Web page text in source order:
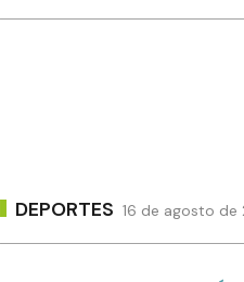
DEPORTES 16 de agosto